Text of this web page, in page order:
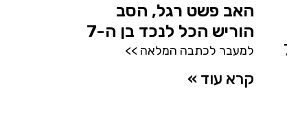
האב פשט רגל, הסב
הוריש הכל לנכד בן ה-7
למעבר לכתבה המלאה >>
קרא עוד »